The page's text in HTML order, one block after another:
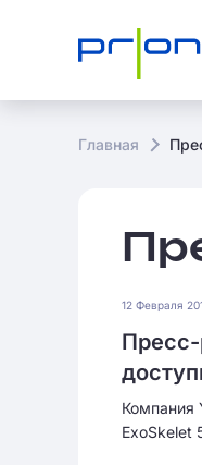
Главная
12 Февраля
Пресс-
Компания
ExoSkelet